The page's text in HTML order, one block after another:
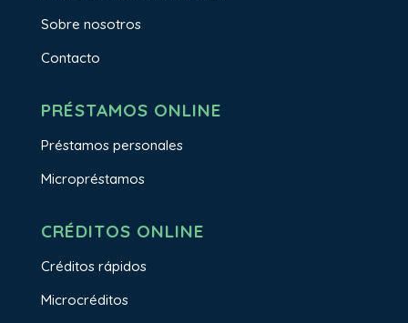
Sobre nosotros
Contacto
PRÉSTAMOS ONLINE
Préstamos personales
Micropréstamos
CRÉDITOS ONLINE
Créditos rápidos
Microcréditos